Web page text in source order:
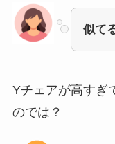
似て
Yチェアが高すぎ
のでは？